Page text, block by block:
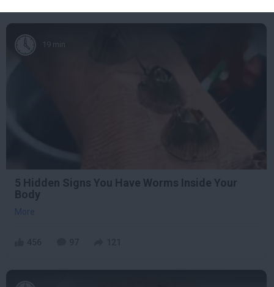
19 min
5 Hidden Signs You Have Worms Inside Your
Body
More